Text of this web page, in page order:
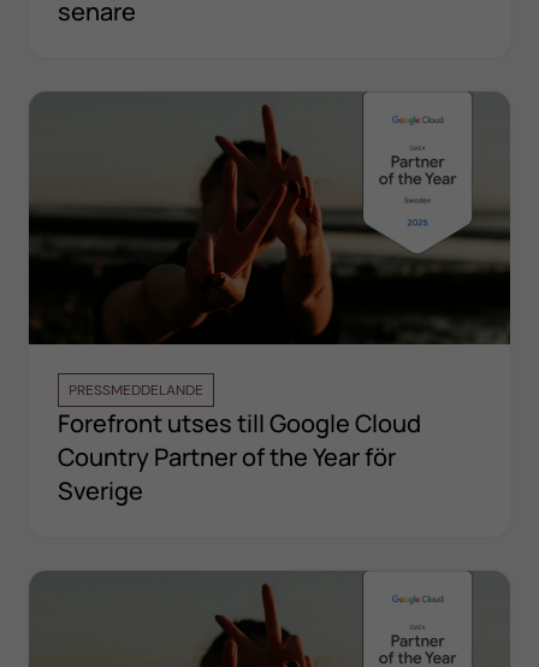
senare
PRESSMEDDELANDE
Forefront utses till Google Cloud
Country Partner of the Year för
Sverige